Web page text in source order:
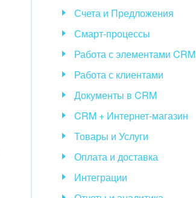
Счета и Предложения
Смарт-процессы
Работа с элементами CRM
Работа с клиентами
Документы в CRM
CRM + Интернет-магазин
Товары и Услуги
Оплата и доставка
Интеграции